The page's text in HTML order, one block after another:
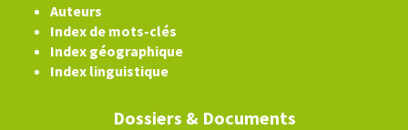
Auteurs
Index de mots-clés
Index géographique
Index linguistique
Dossiers & Documents